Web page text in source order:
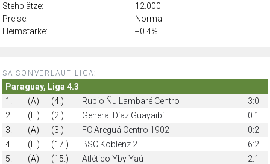
Stehplätze:
12.000
Preise:
Normal
Heimstärke:
+0.4%
SAISONVERLAUF LIGA:
Paraguay, Liga 4.3
1.
(A) (4.) Rubio Ñu Lambaré Centro
3:0
2.
(H) (2.) General Díaz Guayaibí
0:1
3.
(A) (3.) FC Areguá Centro 1902
0:2
4.
(H) (17.) BSC Koblenz 2
6:2
5.
(A) (15.) Atlético Yby Yaú
2:1